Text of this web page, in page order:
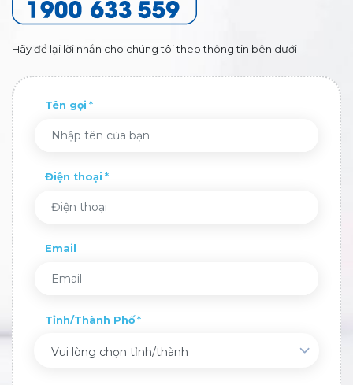
Hãy để lại lời nhắn cho chúng tôi theo thông tin bên dưới
Tên gọi
Điện thoại
Email
Tỉnh/Thành Phố
Vui lòng chọn tỉnh/thành